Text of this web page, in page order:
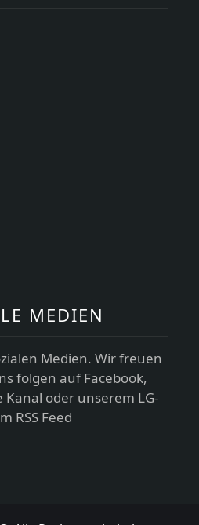
MEDIEN
Medien. Wir freuen
folgen auf Facebook,
Kanal oder unserem LG-
RSS Feed